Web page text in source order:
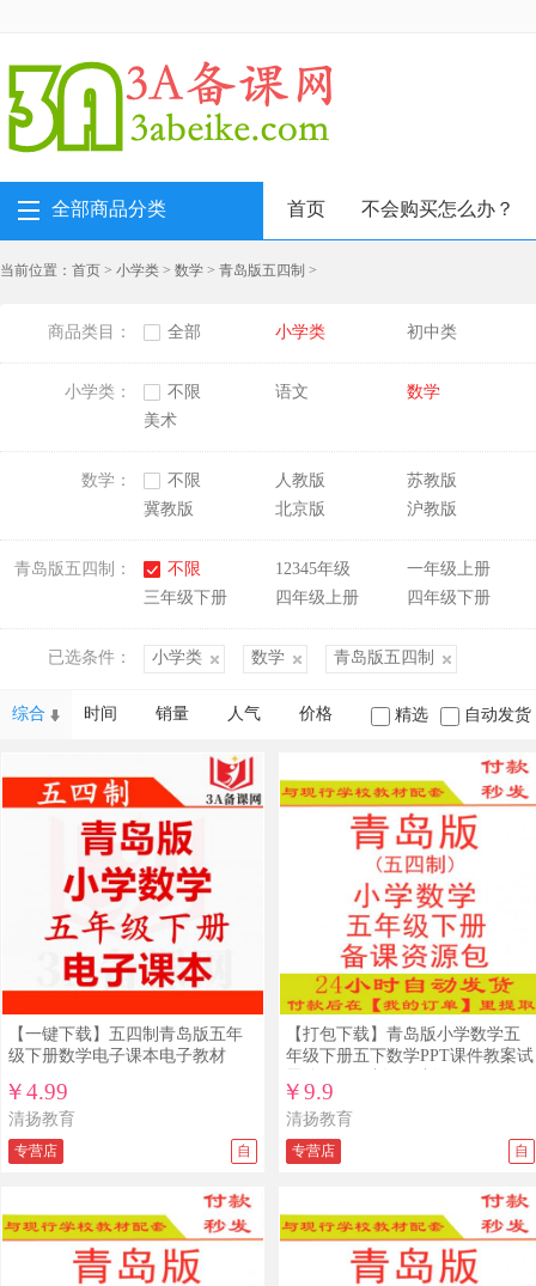
全部商品分类 首页 不会购买怎么办？
当前位置： 首页 > 小学类 > 数学 > 青岛版五四制 >
商品类目： 全部 小学类 初中类
小学类： 不限 语文
数学
美术
数学： 不限 人教版
苏教版
冀教版
北京版 沪教版
青岛版五四制： 不限 12345年级
一年级上册
三年级下册
四年级上册 四年级下册
已选条件： 小学类 数学 青岛版五四制
综合 时间 销量 人气 价格 精选 自动发货
【一键下载】五四制青岛版五年
级下册数学电子课本电子教材
￥4.99
清扬教育
专营店 自
【打包下载】青岛版小学数学五
年级下册五下数学PPT课件教案试
￥9.9
清扬教育
专营店 自